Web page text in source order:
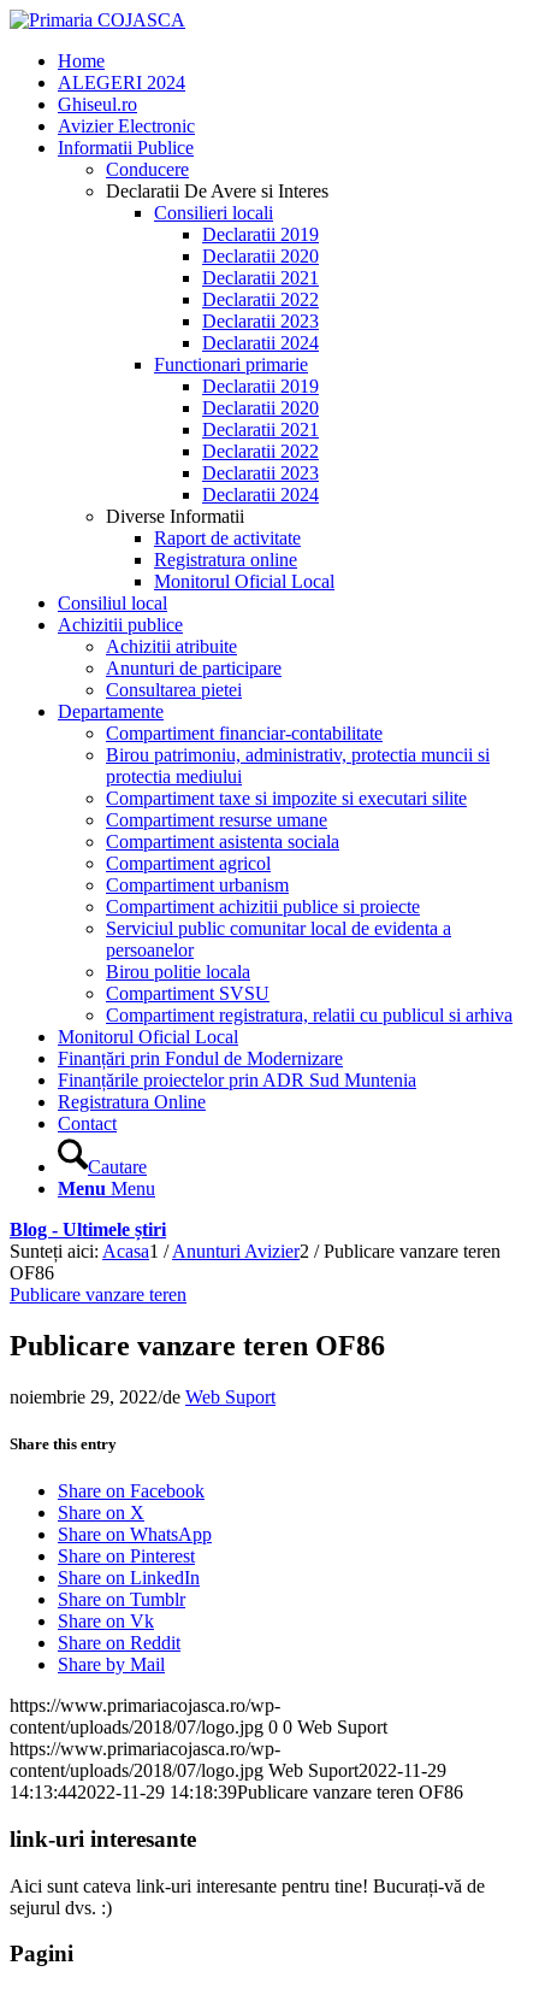
Home
ALEGERI 2024
Ghiseul.ro
Avizier Electronic
Informatii Publice
Conducere
Declaratii De Avere si Interes
Consilieri locali
Declaratii 2019
Declaratii 2020
Declaratii 2021
Declaratii 2022
Declaratii 2023
Declaratii 2024
Functionari primarie
Declaratii 2019
Declaratii 2020
Declaratii 2021
Declaratii 2022
Declaratii 2023
Declaratii 2024
Diverse Informatii
Raport de activitate
Registratura online
Monitorul Oficial Local
Consiliul local
Achizitii publice
Achizitii atribuite
Anunturi de participare
Consultarea pietei
Departamente
Compartiment financiar-contabilitate
Birou patrimoniu, administrativ, protectia muncii si
protectia mediului
Compartiment taxe si impozite si executari silite
Compartiment resurse umane
Compartiment asistenta sociala
Compartiment agricol
Compartiment urbanism
Compartiment achizitii publice si proiecte
Serviciul public comunitar local de evidenta a
persoanelor
Birou politie locala
Compartiment SVSU
Compartiment registratura, relatii cu publicul si arhiva
Monitorul Oficial Local
Finanțări prin Fondul de Modernizare
Finanțările proiectelor prin ADR Sud Muntenia
Registratura Online
Contact
Cautare
Menu Menu
Blog - Ultimele știri
Sunteți aici: Acasa1 / Anunturi Avizier2 / Publicare vanzare teren
OF86
Publicare vanzare teren
Publicare vanzare teren OF86
noiembrie 29, 2022/de Web Suport
Share this entry
Share on Facebook
Share on X
Share on WhatsApp
Share on Pinterest
Share on LinkedIn
Share on Tumblr
Share on Vk
Share on Reddit
Share by Mail
https://www.primariacojasca.ro/wp-
content/uploads/2018/07/logo.jpg 0 0 Web Suport
https://www.primariacojasca.ro/wp-
content/uploads/2018/07/logo.jpg Web Suport2022-11-29
14:13:442022-11-29 14:18:39Publicare vanzare teren OF86
link-uri interesante
Aici sunt cateva link-uri interesante pentru tine! Bucurați-vă de
sejurul dvs. :)
Pagini